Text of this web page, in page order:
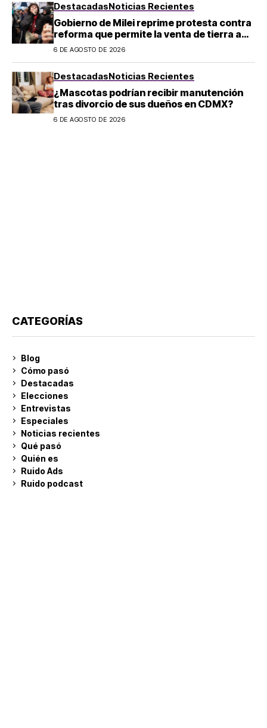
DestacadasNoticias Recientes
Gobierno de Milei reprime protesta contra
reforma que permite la venta de tierra a
extranjeros en Argentina
6 DE AGOSTO DE 2026
DestacadasNoticias Recientes
¿Mascotas podrían recibir manutención
tras divorcio de sus dueños en CDMX?
6 DE AGOSTO DE 2026
CATEGORÍAS
Blog
Cómo pasó
Destacadas
Elecciones
Entrevistas
Especiales
Noticias recientes
Qué pasó
Quién es
Ruido Ads
Ruido podcast